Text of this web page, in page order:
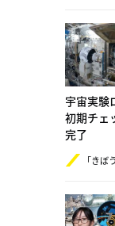
宇宙実験
初期チェ
完了
「きぼ